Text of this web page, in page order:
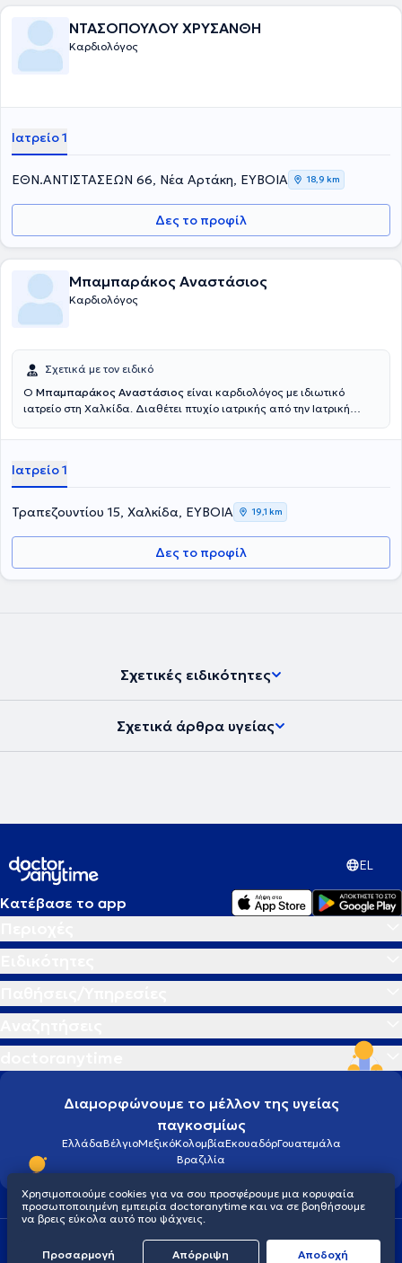
ΝΤΑΣΟΠΟΥΛΟΥ ΧΡΥΣΑΝΘΗ
Καρδιολόγος
Ιατρείο 1
ΕΘΝ.ΑΝΤΙΣΤΑΣΕΩΝ 66, Νέα Αρτάκη, ΕΥΒΟΙΑ 18,9 km
Δες το προφίλ
Μπαμπαράκος Αναστάσιος
Καρδιολόγος
Σχετικά με τον ειδικό
Ο Μπαμπαράκος Αναστάσιος είναι καρδιολόγος με ιδιωτικό
ιατρείο στη Χαλκίδα. Διαθέτει πτυχίο ιατρικής από την Ιατρική
είναι τέως γιατρός της Καρδιολογικής Κλινικής του Νοσοκομείου
υπηρεσίες όπως, πλήρη καρδιολογικό έλεγχο, τεστ κοπώσεως,
έγχρωμο υπέρηχο, triplex καρδιάς και holter ρυθμού και πίεσης.
Ιατρείο 1
Τραπεζουντίου 15, Χαλκίδα, ΕΥΒΟΙΑ 19,1 km
Δες το προφίλ
Σχετικές ειδικότητες
Σχετικά άρθρα υγείας
EL
Κατέβασε το app
Διαμορφώνουμε το μέλλον της υγείας
παγκοσμίως
ΕλλάδαΒέλγιοΜεξικόΚολομβίαΕκουαδόρΓουατεμάλα
Βραζιλία
Πολιτική προστασίας προσωπικού απορρήτου
© 2026 doctoranytime
Χρησιμοποιούμε cookies για να σου προσφέρουμε μια κορυφαία
προσωποποιημένη εμπειρία doctoranytime και να σε βοηθήσουμε
να βρεις εύκολα αυτό που ψάχνεις.
Προσαρμογή Απόρριψη Aποδοχή